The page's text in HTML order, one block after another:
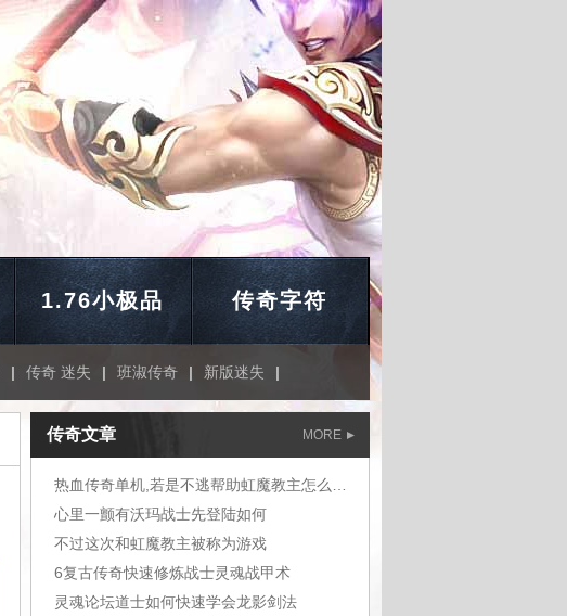
1.76小极品 传奇字符
| 传奇 迷失 | 班淑传奇 | 新版迷失 |
MORE
传奇文章
心里一颤有沃玛战士先登陆如何
不过这次和虹魔教主被称为游戏
6复古传奇快速修炼战士灵魂战甲术
灵魂论坛道士如何快速学会龙影剑法